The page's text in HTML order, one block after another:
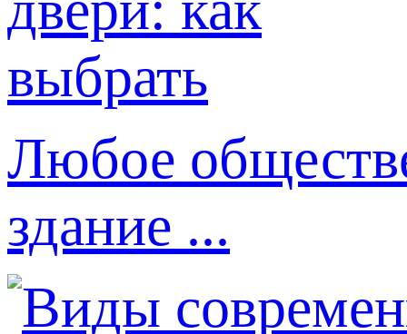
Любое
здание ...